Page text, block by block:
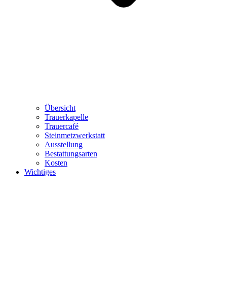
Übersicht
Trauerkapelle
Trauercafé
Steinmetzwerkstatt
Ausstellung
Bestattungsarten
Kosten
Wichtiges